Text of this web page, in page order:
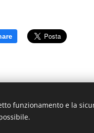
funzionamento e la